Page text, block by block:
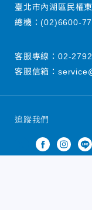
追蹤我們
臺北市內湖區民權
總機：(02)6600-
客服專線： 02-
客服信箱：